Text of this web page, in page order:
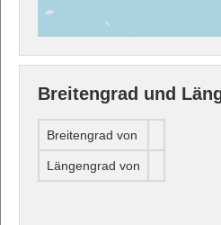
Breitengrad und
Breitengrad von
Längengrad von